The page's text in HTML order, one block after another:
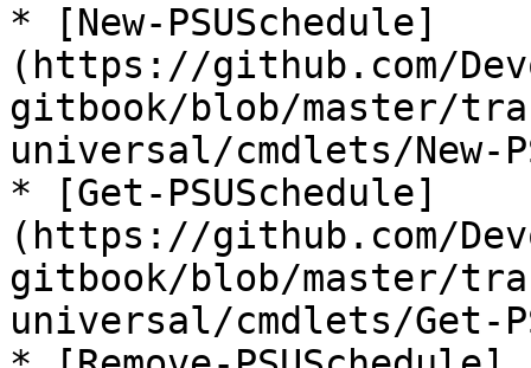
* [New-PSUSchedule]
(https://github.com/
gitbook/blob/master/
universal/cmdlets/New-
* [Get-PSUSchedule]
(https://github.com/
gitbook/blob/master/
universal/cmdlets/Get-